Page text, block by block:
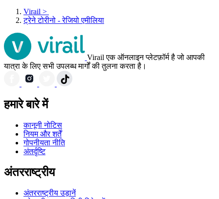
Virail >
ट्रेने टोरीनो - रेजियो एमीलिया
Virail एक ऑनलाइन प्लेटफ़ॉर्म है जो आपकी
यात्रा के लिए सभी उपलब्ध मार्गों की तुलना करता है।
हमारे बारे में
कानूनी नोटिस
नियम और शर्तें
गोपनीयता नीति
अंतर्दृष्टि
अंतरराष्ट्रीय
अंतरराष्ट्रीय उड़ानें